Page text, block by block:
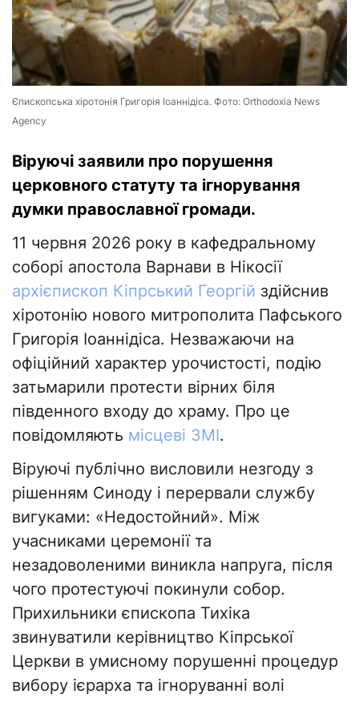
Єпископська хіротонія Григорія Іоаннідіса. Фото: Orthodoxia News
Agency
Віруючі заявили про порушення
церковного статуту та ігнорування
думки православної громади.
11 червня 2026 року в кафедральному
соборі апостола Варнави в Нікосії
архієпископ Кіпрський Георгій здійснив
хіротонію нового митрополита Пафського
Григорія Іоаннідіса. Незважаючи на
офіційний характер урочистості, подію
затьмарили протести вірних біля
південного входу до храму. Про це
повідомляють місцеві ЗМІ.
Віруючі публічно висловили незгоду з
рішенням Синоду і перервали службу
вигуками: «Недостойний». Між
учасниками церемонії та
незадоволеними виникла напруга, після
чого протестуючі покинули собор.
Прихильники єпископа Тихіка
звинуватили керівництво Кіпрської
Церкви в умисному порушенні процедур
вибору ієрарха та ігноруванні волі